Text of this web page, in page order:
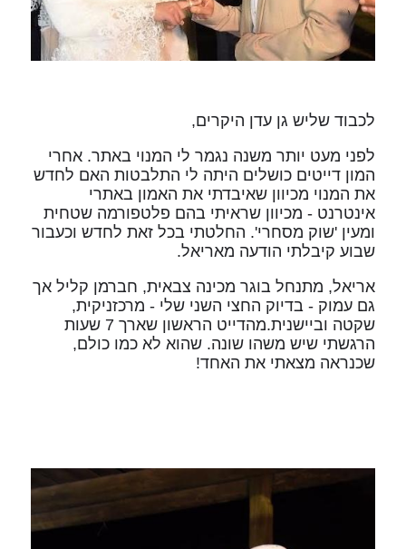
לכבוד שליש גן עדן היקרים,
לפני מעט יותר משנה נגמר לי המנוי באתר. אחרי
המון דייטים כושלים היתה לי התלבטות האם לחדש
את המנוי מכיוון שאיבדתי את האמון באתרי
אינטרנט - מכיוון שראיתי בהם פלטפורמה שטחית
ומעין 'שוק מסחרי'. החלטתי בכל זאת לחדש וכעבור
שבוע קיבלתי הודעה מאריאל.
אריאל, מתנחל בוגר מכינה צבאית, חברמן קליל אך
גם עמוק - בדיוק החצי השני שלי - מרכזניקית,
שקטה וביישנית.מהדייט הראשון שארך 7 שעות
הרגשתי שיש משהו שונה. שהוא לא כמו כולם,
שכנראה מצאתי את האחד!